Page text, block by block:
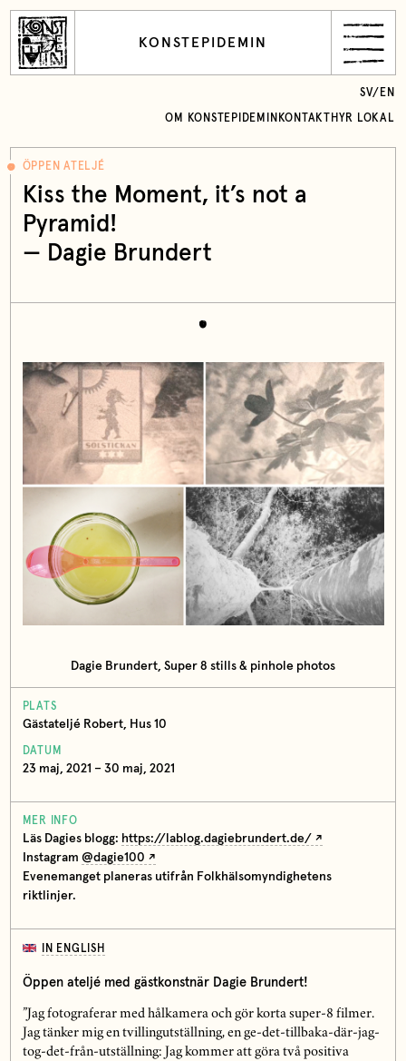
KONSTEPIDEMIN
OM KONSTEPIDEMIN KONTAKT HYR LOKAL
SV/ EN
ÖPPEN ATELJÉ
Kiss the Moment, it’s not a
Pyramid!
— Dagie Brundert
Dagie Brundert, Super 8 stills & pinhole photos
PLATS
Gästateljé Robert, Hus 10
DATUM
23 maj, 2021 – 30 maj, 2021
MER INFO
Läs Dagies blogg: https://lablog.dagiebrundert.de/
Instagram @dagie100
Evenemanget planeras utifrån Folkhälsomyndighetens
riktlinjer.
IN ENGLISH
Öppen ateljé med gästkonstnär Dagie Brundert!
”Jag fotograferar med hålkamera och gör korta super-8 filmer.
Jag tänker mig en tvillingutställning, en ge-det-tillbaka-där-jag-
tog-det-från-utställning: Jag kommer att göra två positiva